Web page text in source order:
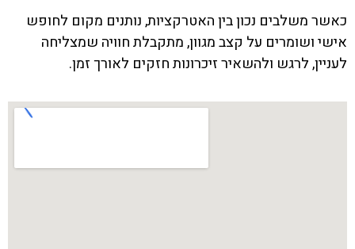
כאשר משלבים נכון בין האטרקציות, נותנים מקום לחופש
אישי ושומרים על קצב מגוון, מתקבלת חוויה שמצליחה
לעניין, לרגש ולהשאיר זיכרונות חזקים לאורך זמן.